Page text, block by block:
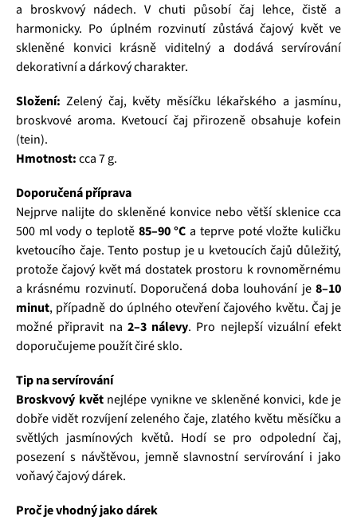
a broskvový nádech. V chuti působí čaj lehce, čistě a
harmonicky. Po úplném rozvinutí zůstává čajový květ ve
skleněné konvici krásně viditelný a dodává servírování
dekorativní a dárkový charakter.
Složení: Zelený čaj, květy měsíčku lékařského a jasmínu,
broskvové aroma. Kvetoucí čaj přirozeně obsahuje kofein
(tein).
Hmotnost:cca 7 g.
Doporučená příprava
Nejprve nalijte do skleněné konvice nebo větší sklenice cca
500 ml vody o teplotě 85–90 °C a teprve poté vložte kuličku
kvetoucího čaje. Tento postup je u kvetoucích čajů důležitý,
protože čajový květ má dostatek prostoru k rovnoměrnému
a krásnému rozvinutí. Doporučená doba louhování je 8–10
minut, případně do úplného otevření čajového květu. Čaj je
možné připravit na 2–3 nálevy. Pro nejlepší vizuální efekt
doporučujeme použít čiré sklo.
Tip na servírování
Broskvový květnejlépe vynikne ve skleněné konvici, kde je
dobře vidět rozvíjení zeleného čaje, zlatého květu měsíčku a
světlých jasmínových květů. Hodí se pro odpolední čaj,
posezení s návštěvou, jemně slavnostní servírování i jako
voňavý čajový dárek.
Proč je vhodný jako dárek